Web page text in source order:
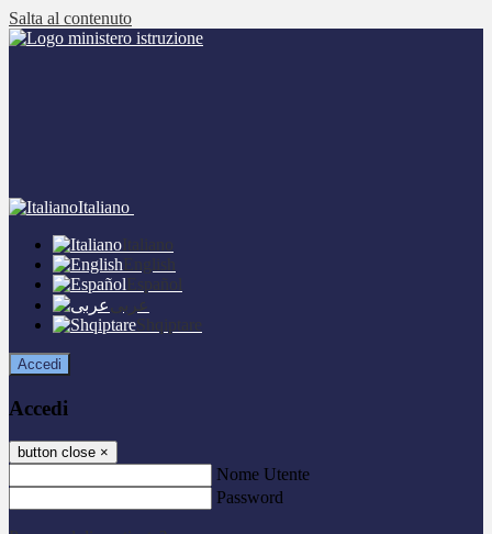
Salta al contenuto
Italiano
Italiano
English
Español
عربى
Shqiptare
Accedi
Accedi
button close ×
Nome Utente
Password